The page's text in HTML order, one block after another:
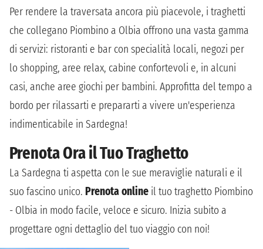
Per rendere la traversata ancora più piacevole, i traghetti
che collegano Piombino a Olbia offrono una vasta gamma
di servizi: ristoranti e bar con specialità locali, negozi per
lo shopping, aree relax, cabine confortevoli e, in alcuni
casi, anche aree giochi per bambini. Approfitta del tempo a
bordo per rilassarti e prepararti a vivere un'esperienza
indimenticabile in Sardegna!
Prenota Ora il Tuo Traghetto
La Sardegna ti aspetta con le sue meraviglie naturali e il
suo fascino unico. Prenota online il tuo traghetto Piombino
- Olbia in modo facile, veloce e sicuro. Inizia subito a
progettare ogni dettaglio del tuo viaggio con noi!